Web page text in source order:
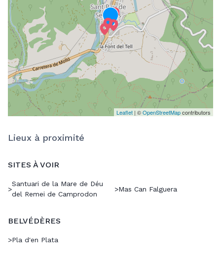
Leaflet | ©OpenStreetMapcontributors
Lieux à proximité
SITES À VOIR
>
Santuari de la Mare de Déu
del Remei de Camprodon
>Mas Can Falguera
BELVÉDÈRES
>Pla d'en Plata